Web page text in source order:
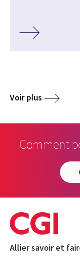
Voir plus
Comment
Allier savoir et